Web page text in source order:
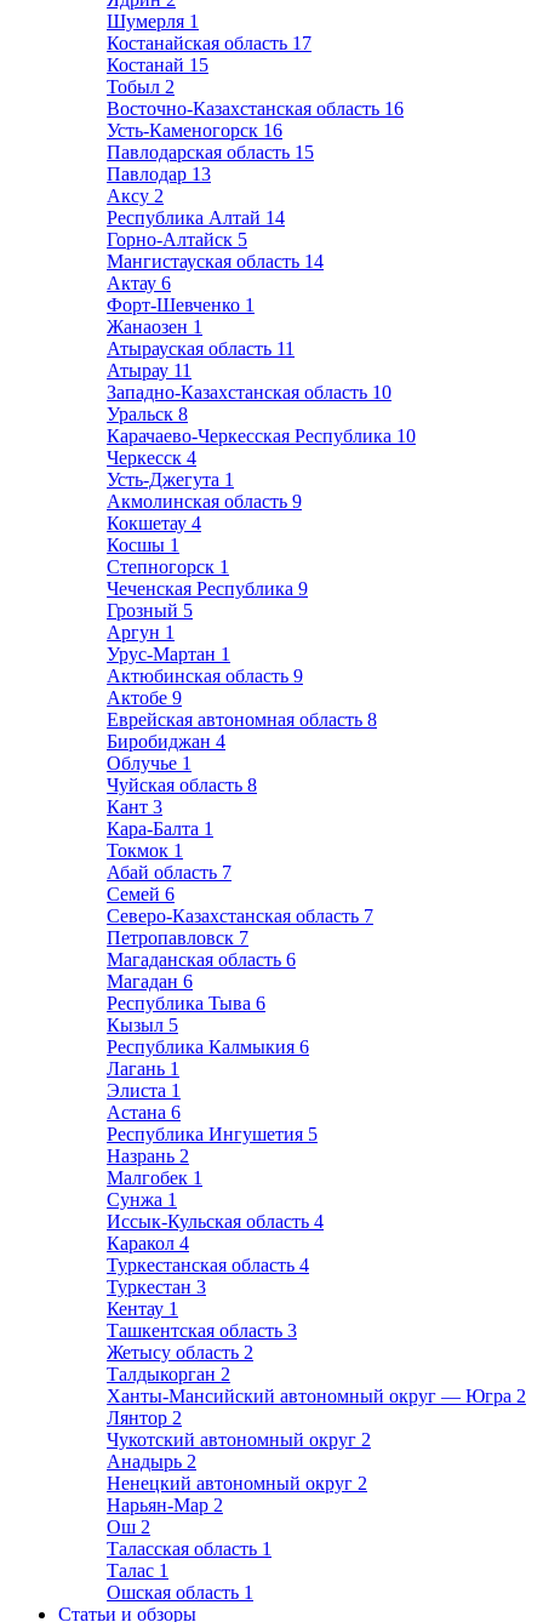
Шумерля 1
Костанайская область 17
Костанай 15
Тобыл 2
Восточно-Казахстанская область 16
Усть-Каменогорск 16
Павлодарская область 15
Павлодар 13
Аксу 2
Республика Алтай 14
Горно-Алтайск 5
Мангистауская область 14
Актау 6
Форт-Шевченко 1
Жанаозен 1
Атырауская область 11
Атырау 11
Западно-Казахстанская область 10
Уральск 8
Карачаево-Черкесская Республика 10
Черкесск 4
Усть-Джегута 1
Акмолинская область 9
Кокшетау 4
Косшы 1
Степногорск 1
Чеченская Республика 9
Грозный 5
Аргун 1
Урус-Мартан 1
Актюбинская область 9
Актобе 9
Еврейская автономная область 8
Биробиджан 4
Облучье 1
Чуйская область 8
Кант 3
Кара-Балта 1
Токмок 1
Абай область 7
Семей 6
Северо-Казахстанская область 7
Петропавловск 7
Магаданская область 6
Магадан 6
Республика Тыва 6
Кызыл 5
Республика Калмыкия 6
Лагань 1
Элиста 1
Астана 6
Республика Ингушетия 5
Назрань 2
Малгобек 1
Сунжа 1
Иссык-Кульская область 4
Каракол 4
Туркестанская область 4
Туркестан 3
Кентау 1
Ташкентская область 3
Жетысу область 2
Талдыкорган 2
Ханты-Мансийский автономный округ — Югра 2
Лянтор 2
Чукотский автономный округ 2
Анадырь 2
Ненецкий автономный округ 2
Нарьян-Мар 2
Ош 2
Таласская область 1
Талас 1
Ошская область 1
Статьи и обзоры